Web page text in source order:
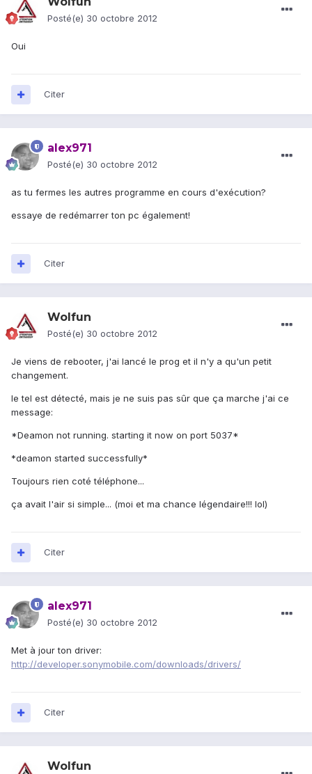
Posté(e) 30 octobre 2012
Oui
Citer
alex971
Posté(e) 30 octobre 2012
as tu fermes les autres programme en cours d'exécution?
essaye de redémarrer ton pc également!
Citer
Wolfun
Posté(e) 30 octobre 2012
Je viens de rebooter, j'ai lancé le prog et il n'y a qu'un petit
changement.
le tel est détecté, mais je ne suis pas sûr que ça marche j'ai ce
message:
*Deamon not running. starting it now on port 5037*
*deamon started successfully*
Toujours rien coté téléphone...
ça avait l'air si simple... (moi et ma chance légendaire!!! lol)
Citer
alex971
Posté(e) 30 octobre 2012
Met à jour ton driver:
http://developer.sonymobile.com/downloads/drivers/
Citer
Wolfun